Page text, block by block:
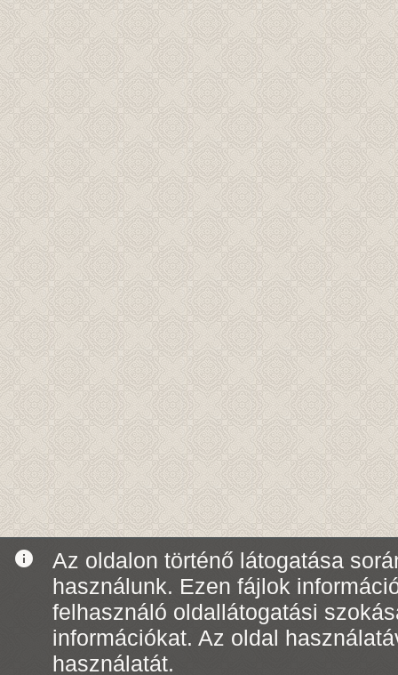
info
Az oldalon történő látogatása
használunk. Ezen fájlok
felhasználó oldallátogatási
információkat. Az oldal
használatát.